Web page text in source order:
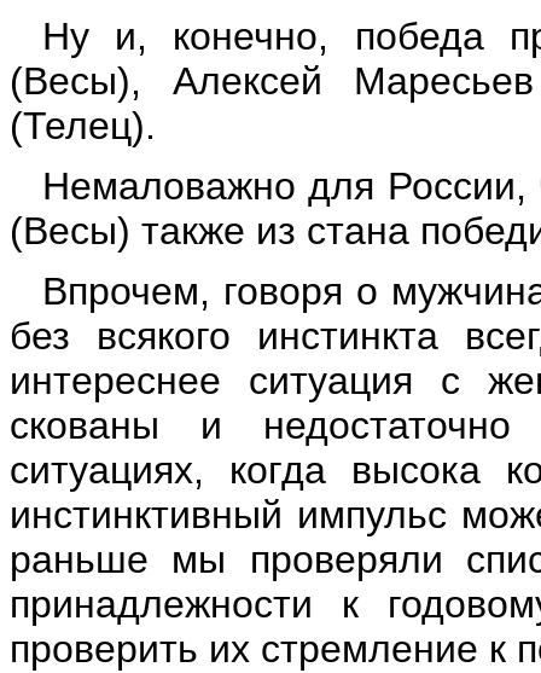
Ну и, конечно, победа
(Весы), Алексей
(Телец).
Немаловажно для России,
(Весы) также из стана
Впрочем, говоря о
без всякого инстинкта
интереснее ситуация с
скованы и
ситуациях, когда высока
инстинктивный импульс
раньше мы проверяли
принадлежности к
проверить их стремление к